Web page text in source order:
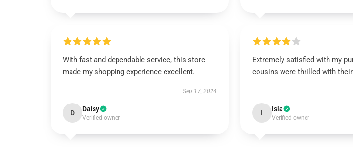
With fast and dependable service, this store
made my shopping experience excellent.
Sep 17, 2024
D Daisy
Verified owner
Extremely satisfied with my
cousins were thrilled with
I Isla
Verified owner